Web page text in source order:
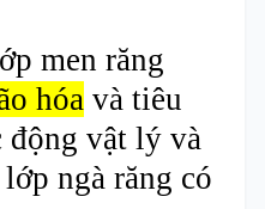
men răng
hóa và tiêu
động vật lý và
ngà răng có